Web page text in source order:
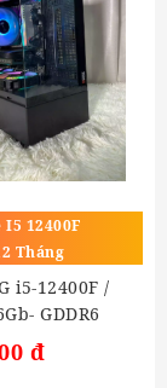
I5 12400F
4.4GHz)
Tháng
i5-12400F /
GDDR6
đ